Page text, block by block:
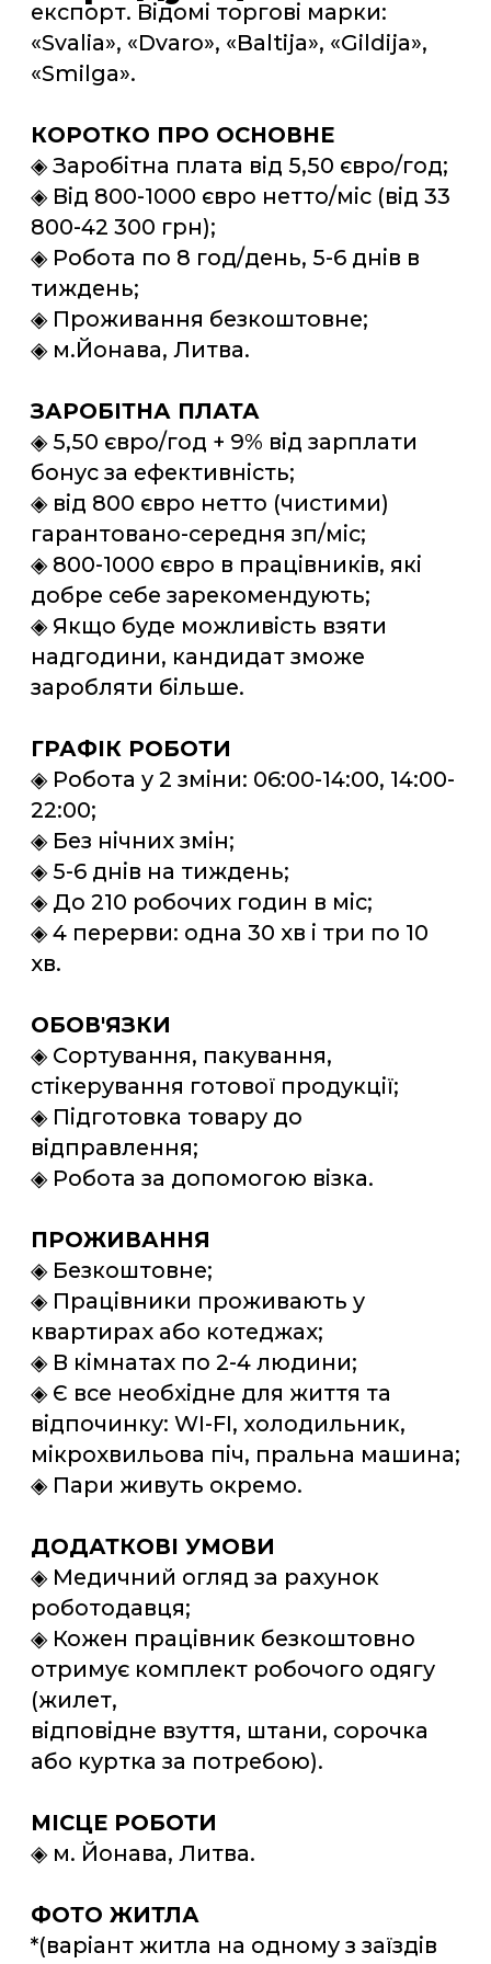
ЗАРОБІТНА ПЛАТА
◈ 5,50 євро/год + 9% від зарплати
бонус за ефективність;
◈ від 800 євро нетто (чистими)
◈ 800-1000 євро в працівників, які
добре себе зарекомендують;
◈ Якщо буде можливість взяти
надгодини, кандидат зможе
заробляти більше.
ГРАФІК РОБОТИ
22:00;
◈ Без нічних змін;
◈ 5-6 днів на тиждень;
◈ До 210 робочих годин в міс;
хв.
ОБОВ'ЯЗКИ
◈ Сортування, пакування,
стікерування готової продукції;
◈ Підготовка товару до
відправлення;
◈ Робота за допомогою візка.
ПРОЖИВАННЯ
◈ Безкоштовне;
◈ Працівники проживають у
квартирах або котеджах;
◈ В кімнатах по 2-4 людини;
відпочинку: WI-FI, холодильник,
мікрохвильова піч, пральна машина;
◈ Пари живуть окремо.
ДОДАТКОВІ УМОВИ
◈ Медичний огляд за рахунок
роботодавця;
◈ Кожен працівник безкоштовно
отримує комплект робочого одягу
(жилет,
відповідне взуття, штани, сорочка
або куртка за потребою).
МІСЦЕ РОБОТИ
◈ м. Йонава, Литва.
ФОТО ЖИТЛА
*(варіант житла на одному з заїздів
під дану вакансію, фото отримано
від клієнтів нашої компанії)
Ліза
Вже вдруге поїхала працювати в
Литву через Європа Сервіс. На цей
молочної продукції. Умови тут гарні
і радує що забезпечили
безкоштовним житлом.
Відгуки про роботу